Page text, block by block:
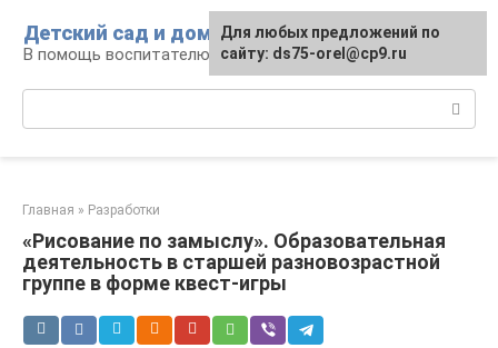
контенту
Детский сад и дом
В помощь воспитателю и родителям
Главная » Разработки
«Рисование по замыслу». Образовательная
деятельность в старшей разновозрастной
группе в форме квест-игры
Для любых предложений по
сайту: ds75-orel@cp9.ru